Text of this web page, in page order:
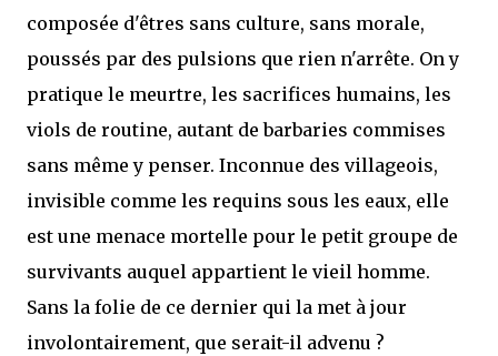
composée d'êtres sans culture, sans morale,
poussés par des pulsions que rien n'arrête. On y
pratique le meurtre, les sacrifices humains, les
viols de routine, autant de barbaries commises
sans même y penser. Inconnue des villageois,
invisible comme les requins sous les eaux, elle
est une menace mortelle pour le petit groupe de
survivants auquel appartient le vieil homme.
Sans la folie de ce dernier qui la met à jour
involontairement, que serait-il advenu ?